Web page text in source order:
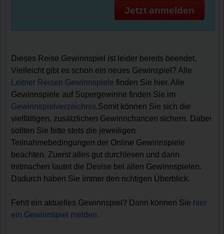
Jetzt anmelden
Dieses Reise Gewinnspiel ist leider bereits beendet.
Vielleicht gibt es schon ein neues Gewinspiel? Alle
Leitner Reisen Gewinnspiele finden Sie hier. Alle
Gewinnspiele auf Supergewinne finden Sie im
Gewinnspielverzeichnis.Somit können Sie sich die
vielfältigen, zusätzlichen Gewinnchancen sichern. Dabei
sollten Sie bitte stets die jeweiligen
Teilnahmebedingungen der Online Gewinnspiele
beachten. Zuerst alles gut durchlesen und dann
mitmachen lautet die Devise bei allen Gewinnspielen.
Dadurch haben Sie immer den richtigen Überblick.
Fehlt ein aktuelles Gewinnspiel? Dann können Sie hier
ein Gewinnspiel melden.